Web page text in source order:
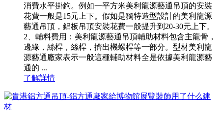
消費水平掛鉤。例如一平方米美利龍源藝通吊頂的安裝
花費一般是15元上下。假如是獨特造型設計的美利龍源
藝通吊頂，鋁板吊頂安裝花費一般提升到20-30元上下。
2、輔料費用：美利龍源藝通吊頂輔助材料包含主龍骨，
邊緣，絲桿，絲桿，擠出機螺桿等一部分。型材美利龍
源藝通廠家表示一般這種輔助材料全是依據美利龍源藝
通的 ...
了解詳情